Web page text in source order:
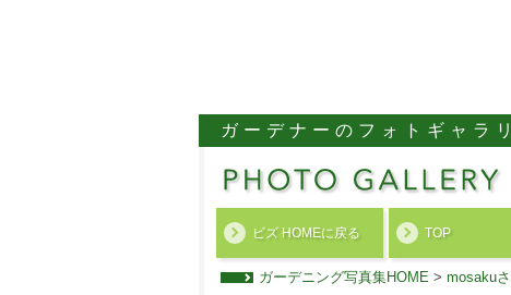
ガーデナーのフォトギャラ
ビズ HOMEに戻る TOP
ガーデニング写真集HOME > mosaku